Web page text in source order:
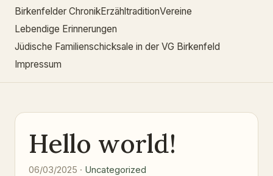
Birkenfelder ChronikErzähltraditionVereine
Lebendige Erinnerungen
Jüdische Familienschicksale in der VG Birkenfeld
Impressum
Hello world!
06/03/2025 · Uncategorized